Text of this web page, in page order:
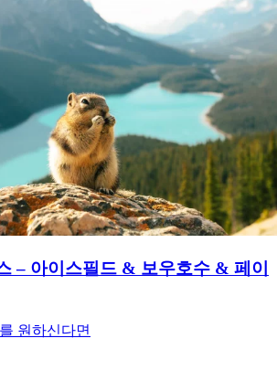
– 아이스필드 & 보우호수 & 페이
원하신다면